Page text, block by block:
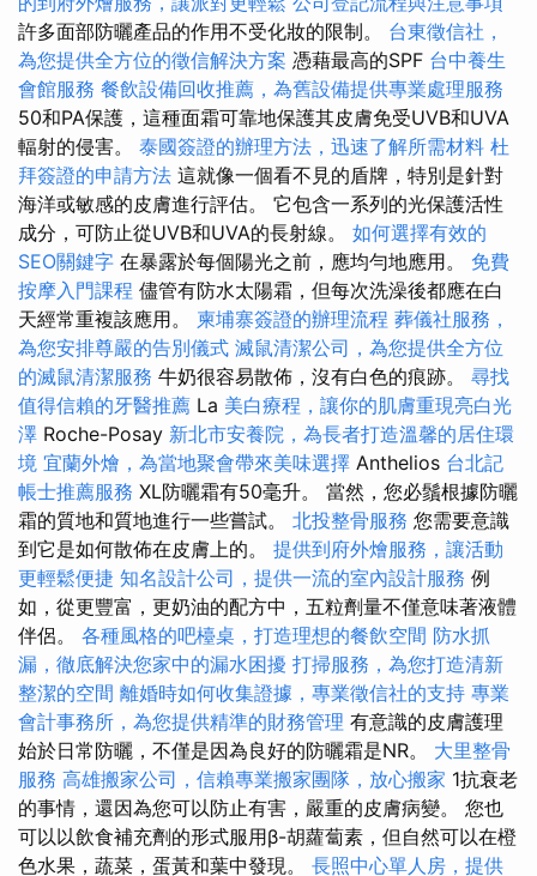
許多面部防曬產品的作用不受化妝的限制。 台東徵信社，
為您提供全方位的徵信解決方案 憑藉最高的SPF 台中養生
會館服務 餐飲設備回收推薦，為舊設備提供專業處理服務
50和PA保護，這種面霜可靠地保護其皮膚免受UVB和UVA
輻射的侵害。 泰國簽證的辦理方法，迅速了解所需材料 杜
拜簽證的申請方法 這就像一個看不見的盾牌，特別是針對
海洋或敏感的皮膚進行評估。 它包含一系列的光保護活性
成分，可防止從UVB和UVA的長射線。 如何選擇有效的
SEO關鍵字 在暴露於每個陽光之前，應均勻地應用。 免費
按摩入門課程 儘管有防水太陽霜，但每次洗澡後都應在白
天經常重複該應用。 柬埔寨簽證的辦理流程 葬儀社服務，
為您安排尊嚴的告別儀式 滅鼠清潔公司，為您提供全方位
的滅鼠清潔服務 牛奶很容易散佈，沒有白色的痕跡。 尋找
值得信賴的牙醫推薦 La 美白療程，讓你的肌膚重現亮白光
澤 Roche-Posay 新北市安養院，為長者打造溫馨的居住環
境 宜蘭外燴，為當地聚會帶來美味選擇 Anthelios 台北記
帳士推薦服務 XL防曬霜有50毫升。 當然，您必鬚根據防曬
霜的質地和質地進行一些嘗試。 北投整骨服務 您需要意識
到它是如何散佈在皮膚上的。 提供到府外燴服務，讓活動
更輕鬆便捷 知名設計公司，提供一流的室內設計服務 例
如，從更豐富，更奶油的配方中，五粒劑量不僅意味著液體
伴侶。 各種風格的吧檯桌，打造理想的餐飲空間 防水抓
漏，徹底解決您家中的漏水困擾 打掃服務，為您打造清新
整潔的空間 離婚時如何收集證據，專業徵信社的支持 專業
會計事務所，為您提供精準的財務管理 有意識的皮膚護理
始於日常防曬，不僅是因為良好的防曬霜是NR。 大里整骨
服務 高雄搬家公司，信賴專業搬家團隊，放心搬家 1抗衰老
的事情，還因為您可以防止有害，嚴重的皮膚病變。 您也
可以以飲食補充劑的形式服用β-胡蘿蔔素，但自然可以在橙
色水果，蔬菜，蛋黃和葉中發現。 長照中心單人房，提供